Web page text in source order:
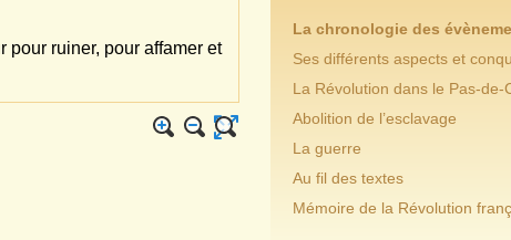
pour ruiner, pour affamer et
La chronologie des
Ses différents aspects et
La Révolution dans le Pas-de-
Abolition de l’esclavage
La guerre
Au fil des textes
Mémoire de la Révolution